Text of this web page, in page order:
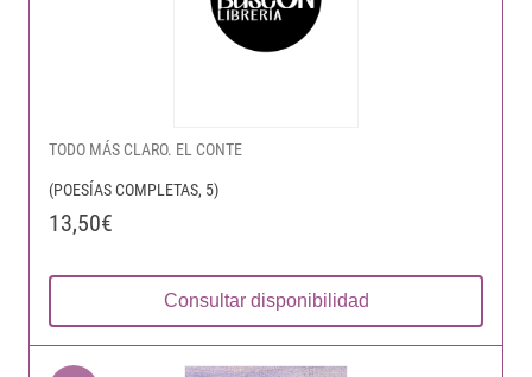
TODO MÁS CLARO. EL CONTE
(POESÍAS COMPLETAS, 5)
13,50€
Consultar disponibilidad